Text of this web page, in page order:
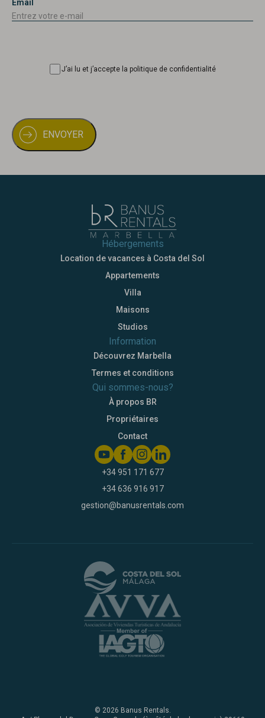
Email
J’ai lu et j’accepte la politique de confidentialité
Hébergements
Location de vacances à Costa del Sol
Appartements
Villa
Maisons
Studios
Information
Découvrez Marbella
Termes et conditions
Qui sommes-nous?
À propos BR
Propriétaires
Contact
+34 951 171 677
+34 636 916 917
gestion@banusrentals.com
© 2026 Banus Rentals.